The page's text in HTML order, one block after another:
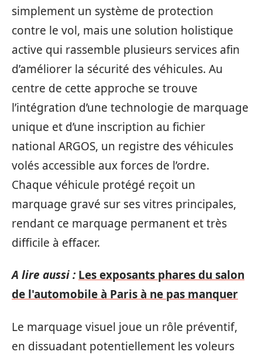
simplement un système de protection
contre le vol, mais une solution holistique
active qui rassemble plusieurs services afin
d’améliorer la sécurité des véhicules. Au
centre de cette approche se trouve
l’intégration d’une technologie de marquage
unique et d’une inscription au fichier
national ARGOS, un registre des véhicules
volés accessible aux forces de l’ordre.
Chaque véhicule protégé reçoit un
marquage gravé sur ses vitres principales,
rendant ce marquage permanent et très
difficile à effacer.
A lire aussi : Les exposants phares du salon
de l'automobile à Paris à ne pas manquer
Le marquage visuel joue un rôle préventif,
en dissuadant potentiellement les voleurs